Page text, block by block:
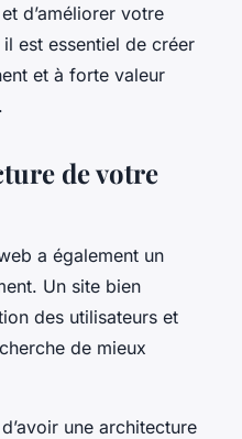
d’améliorer votre
est essentiel de créer
et à forte valeur
de votre
a également un
Un site bien
des utilisateurs et
de mieux
une architecture